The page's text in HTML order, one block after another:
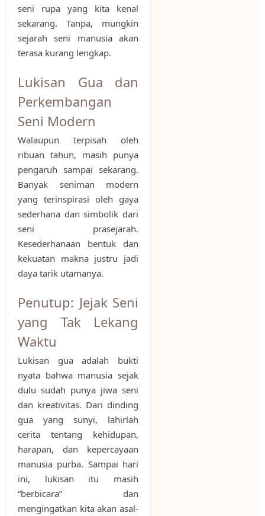
seni rupa yang kita kenal
sekarang. Tanpa, mungkin
sejarah seni manusia akan
terasa kurang lengkap.
Lukisan Gua dan
Perkembangan
Seni Modern
Walaupun terpisah oleh
ribuan tahun, masih punya
pengaruh sampai sekarang.
Banyak seniman modern
yang terinspirasi oleh gaya
sederhana dan simbolik dari
seni prasejarah.
Kesederhanaan bentuk dan
kekuatan makna justru jadi
daya tarik utamanya.
Penutup: Jejak Seni
yang Tak Lekang
Waktu
Lukisan gua adalah bukti
nyata bahwa manusia sejak
dulu sudah punya jiwa seni
dan kreativitas. Dari dinding
gua yang sunyi, lahirlah
cerita tentang kehidupan,
harapan, dan kepercayaan
manusia purba. Sampai hari
ini, lukisan itu masih
“berbicara” dan
mengingatkan kita akan asal-